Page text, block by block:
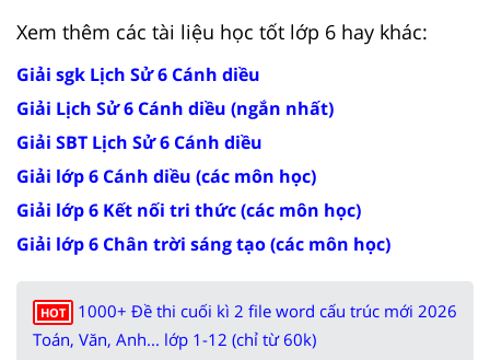
Xem thêm các tài liệu học tốt lớp 6 hay khác:
Giải sgk Lịch Sử 6 Cánh diều
Giải Lịch Sử 6 Cánh diều (ngắn nhất)
Giải SBT Lịch Sử 6 Cánh diều
Giải lớp 6 Cánh diều (các môn học)
Giải lớp 6 Kết nối tri thức (các môn học)
Giải lớp 6 Chân trời sáng tạo (các môn học)
HOT
1000+ Đề thi cuối kì 2 file word cấu trúc mới 2026
Toán, Văn, Anh... lớp 1-12 (chỉ từ 60k)